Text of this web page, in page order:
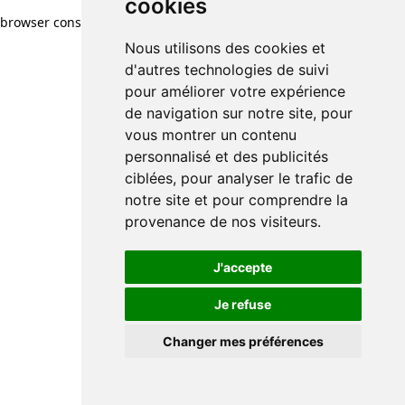
cookies
Nous utilisons des cookies et
d'autres technologies de suivi
pour améliorer votre expérience
de navigation sur notre site, pour
vous montrer un contenu
personnalisé et des publicités
ciblées, pour analyser le trafic de
notre site et pour comprendre la
provenance de nos visiteurs.
J'accepte
Je refuse
Changer mes préférences
browser console for more information)